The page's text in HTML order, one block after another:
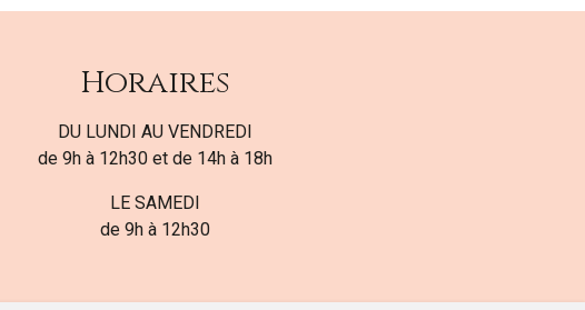
Horaires
DU LUNDI AU VENDREDI
de 9h à 12h30 et de 14h à 18h
LE SAMEDI
de 9h à 12h30